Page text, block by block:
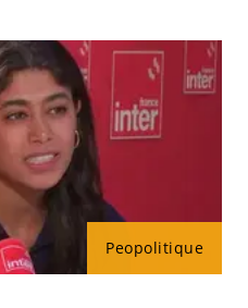
Peopolitique